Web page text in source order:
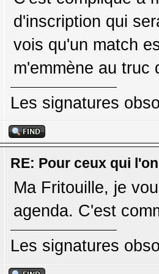
d'inscription qui
vois qu'un match
m'emmène au truc
Les signatures
RE: Pour ceux qui
Ma Fritouille, je
agenda. C'est
Les signatures